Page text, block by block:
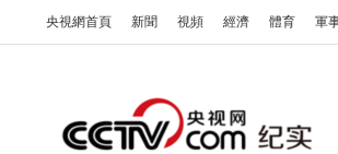
央視網首頁 新聞 視頻 經濟 體育 軍